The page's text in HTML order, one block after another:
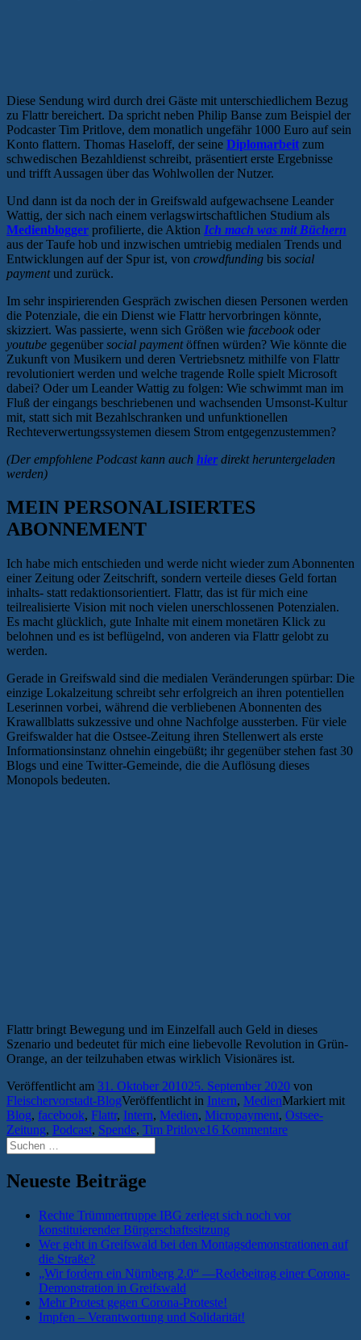
Diese Sendung wird durch drei Gäste mit unterschiedlichem Bezug
zu Flattr bereichert. Da spricht neben Philip Banse zum Beispiel der
Podcaster Tim Pritlove, dem monatlich ungefähr 1000 Euro auf sein
Konto flattern. Thomas Haseloff, der seine Diplomarbeit zum
schwedischen Bezahldienst schreibt, präsentiert erste Ergebnisse
und trifft Aussagen über das Wohlwollen der Nutzer.
Und dann ist da noch der in Greifswald aufgewachsene Leander
Wattig, der sich nach einem verlagswirtschaftlichen Studium als
Medienblogger profilierte, die Aktion Ich mach was mit Büchern
aus der Taufe hob und inzwischen umtriebig medialen Trends und
Entwicklungen auf der Spur ist, von crowdfunding bis social
paymentund zurück.
Im sehr inspirierenden Gespräch zwischen diesen Personen werden
die Potenziale, die ein Dienst wie Flattr hervorbringen könnte,
skizziert. Was passierte, wenn sich Größen wie facebook oder
youtube gegenüber social paymentöffnen würden? Wie könnte die
Zukunft von Musikern und deren Vertriebsnetz mithilfe von Flattr
revolutioniert werden und welche tragende Rolle spielt Microsoft
dabei? Oder um Leander Wattig zu folgen: Wie schwimmt man im
Fluß der eingangs beschriebenen und wachsenden Umsonst-Kultur
mit, statt sich mit Bezahlschranken und unfunktionellen
Rechteverwertungssystemen diesem Strom entgegenzustemmen?
(Der empfohlene Podcast kann auch hierdirekt heruntergeladen
werden)
MEIN PERSONALISIERTES
ABONNEMENT
Ich habe mich entschieden und werde nicht wieder zum Abonnenten
einer Zeitung oder Zeitschrift, sondern verteile dieses Geld fortan
inhalts- statt redaktionsorientiert. Flattr, das ist für mich eine
teilrealisierte Vision mit noch vielen unerschlossenen Potenzialen.
Es macht glücklich, gute Inhalte mit einem monetären Klick zu
belohnen und es ist beflügelnd, von anderen via Flattr gelobt zu
werden.
Gerade in Greifswald sind die medialen Veränderungen spürbar: Die
einzige Lokalzeitung schreibt sehr erfolgreich an ihren potentiellen
Leserinnen vorbei, während die verbliebenen Abonnenten des
Krawallblatts sukzessive und ohne Nachfolge aussterben. Für viele
Greifswalder hat die Ostsee-Zeitung ihren Stellenwert als erste
Informationsinstanz ohnehin eingebüßt; ihr gegenüber stehen fast 30
Blogs und eine Twitter-Gemeinde, die die Auflösung dieses
Monopols bedeuten.
Flattr bringt Bewegung und im Einzelfall auch Geld in dieses
Szenario und bedeutet für mich eine liebevolle Revolution in Grün-
Orange, an der teilzuhaben etwas wirklich Visionäres ist.
Veröffentlicht am 31. Oktober 201025. September 2020 von
Fleischervorstadt-BlogVeröffentlicht in Intern, MedienMarkiert mit
Blog, facebook, Flattr, Intern, Medien, Micropayment, Ostsee-
Zeitung, Podcast, Spende, Tim Pritlove16 Kommentare
Suchen
nach:
Neueste Beiträge
Rechte Trümmertruppe IBG zerlegt sich noch vor
konstituierender Bürgerschaftssitzung
Wer geht in Greifswald bei den Montagsdemonstrationen auf
die Straße?
„Wir fordern ein Nürnberg 2.0“ —Redebeitrag einer Corona-
Demonstration in Greifswald
Mehr Protest gegen Corona-Proteste!
Impfen – Verantwortung und Solidarität!